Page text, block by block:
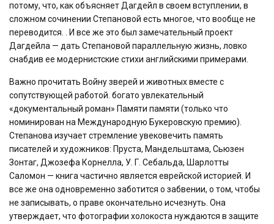
потому, что, как объясняет Дагдейл в своем вступлении, в
сложном сочинении Степановой есть многое, что вообще не
переводится. . И все же это был замечательный проект
Дагдейла — дать Степановой параллельную жизнь, ловко
снабдив ее модернистские стихи английскими примерами.
Важно прочитать Войну зверей и животныхвместе с
сопутствующей работой. богато увлекательный
«документальный роман» Памяти памяти (только что
номинирован на Международную Букеровскую премию).
Степанова изучает стремление увековечить память
писателей и художников: Пруста, Мандельштама, Сьюзен
Зонтаг, Джозефа Корнелла, У. Г. Себальда, Шарлотты
Саломон — книга частично является еврейской историей. И
все же она одновременно заботится о забвении, о том, чтобы
не записывать, о праве окончательно исчезнуть. Она
утверждает, что фотографии холокоста нуждаются в защите